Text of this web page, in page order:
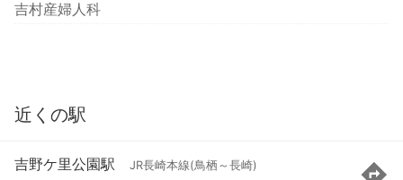
吉村産婦人科
近くの駅
吉野ケ里公園駅 JR長崎本線(鳥栖～長崎)